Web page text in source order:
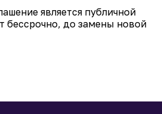
является публичной
бессрочно, до замены новой